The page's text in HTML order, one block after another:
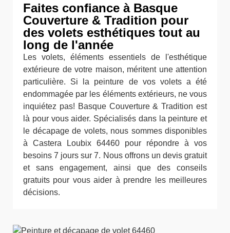
Faites confiance à Basque
Couverture & Tradition pour
des volets esthétiques tout au
long de l'année
Les volets, éléments essentiels de l'esthétique
extérieure de votre maison, méritent une attention
particulière. Si la peinture de vos volets a été
endommagée par les éléments extérieurs, ne vous
inquiétez pas! Basque Couverture & Tradition est
là pour vous aider. Spécialisés dans la peinture et
le décapage de volets, nous sommes disponibles
à Castera Loubix 64460 pour répondre à vos
besoins 7 jours sur 7. Nous offrons un devis gratuit
et sans engagement, ainsi que des conseils
gratuits pour vous aider à prendre les meilleures
décisions.